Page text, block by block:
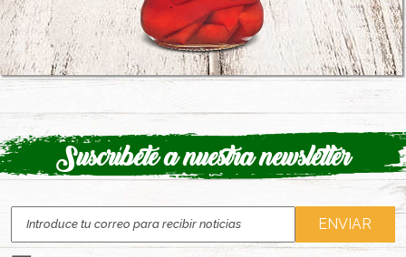
Suscríbete a nuestra newsletter